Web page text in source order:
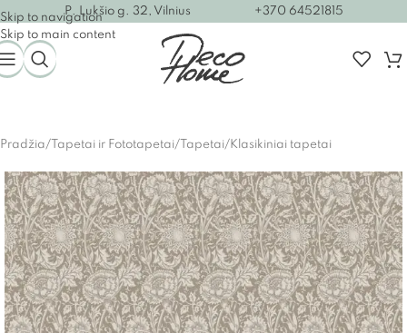
Skip to navigation
Skip to main content
P. Lukšio g. 32, Vilnius +370 64521815
Pradžia/ Tapetai ir Fototapetai/ Tapetai/Klasikiniai tapetai